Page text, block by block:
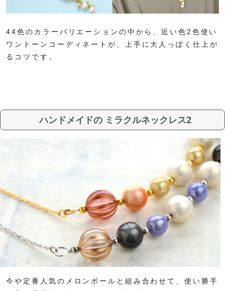
44色のカラーバリエーションの中から、近い色2色使い
ワントーンコーディネートが、上手に大人っぽく仕上が
るコツです。
ハンドメイドの ミラクルネックレス2
今や定番人気のメロンボールと組み合わせて、使い勝手